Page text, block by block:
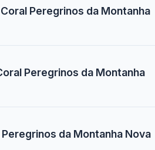
Peregrinos da Montanha
Peregrinos da Montanha
Peregrinos da Montanha Nova